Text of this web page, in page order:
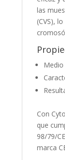
las
(CVS),
Con
que
98/79/
marca